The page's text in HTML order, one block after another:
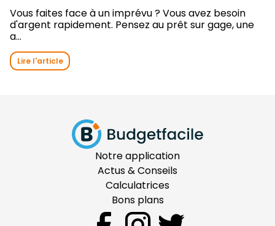
Vous faites face à un imprévu ? Vous avez besoin
d'argent rapidement. Pensez au prêt sur gage, une
a...
Lire l'article
Notre application
Actus & Conseils
Calculatrices
Bons plans